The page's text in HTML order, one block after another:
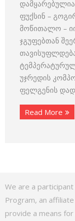
ფუქსინ –
მოწითალო –
ჯგუფებთან
უჯრედის
ფელგენის
Read More
We are a
Program, an
provide a means